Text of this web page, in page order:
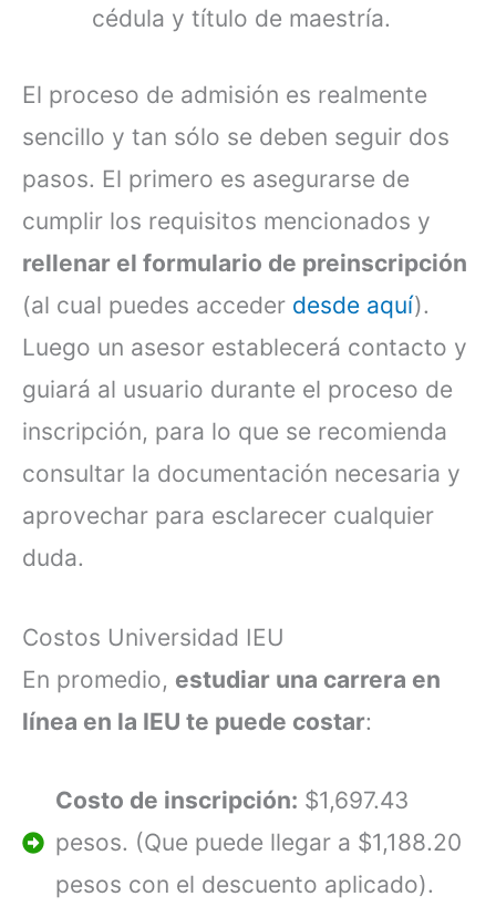
cédula y título de maestría.
El proceso de admisión es realmente
sencillo y tan sólo se deben seguir dos
pasos. El primero es asegurarse de
cumplir los requisitos mencionados y
rellenar el formulario de preinscripción
(al cual puedes acceder desde aquí).
Luego un asesor establecerá contacto y
guiará al usuario durante el proceso de
inscripción, para lo que se recomienda
consultar la documentación necesaria y
aprovechar para esclarecer cualquier
duda.
Costos Universidad IEU
En promedio, estudiar una carrera en
línea en la IEU te puede costar:
Costo de inscripción: $1,697.43
pesos. (Que puede llegar a $1,188.20
pesos con el descuento aplicado).